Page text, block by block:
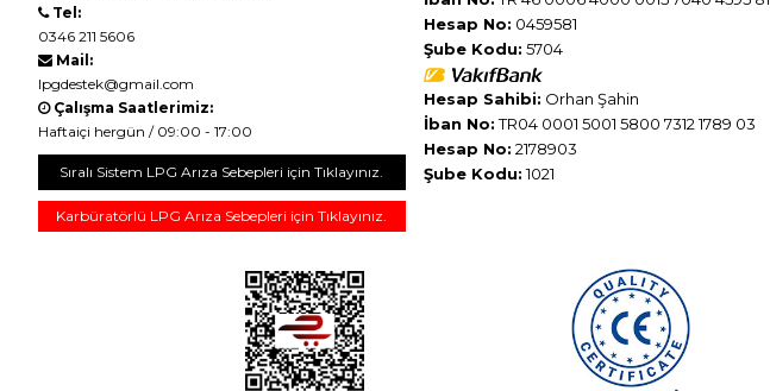
Tel:
0346 211 5606
Mail:
lpgdestek@gmail.com
Çalışma Saatlerimiz:
Haftaiçi hergün / 09:00 - 17:00
Sıralı Sistem LPG Arıza Sebepleri için Tıklayınız.
Karbüratörlü LPG Arıza Sebepleri için Tıklayınız.
Hesap No: 0459581
Şube Kodu: 5704
Hesap Sahibi: Orhan Şahin
İban No:TR04 0001 5001 5800 7312 1789 03
Hesap No: 2178903
Şube Kodu:1021